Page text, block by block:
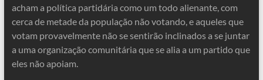
acham a política partidária como um todo alienante, com
cerca de metade da população não votando, e aqueles que
votam provavelmente não se sentirão inclinados a se juntar
a uma organização comunitária que se alia a um partido que
eles não apoiam.